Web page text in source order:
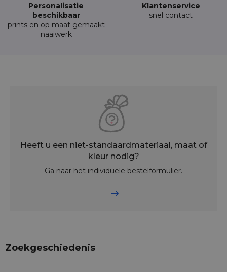
Personalisatie
beschikbaar
prints en op maat gemaakt
naaiwerk
Klantenservice
snel contact
Heeft u een niet-standaardmateriaal, maat of
kleur nodig?
Ga naar het individuele bestelformulier.
Zoekgeschiedenis